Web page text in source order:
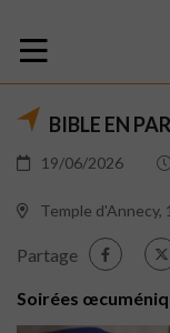
BIBLE EN
19/06/2026
Temple d'Annecy,
Partage
Soirées